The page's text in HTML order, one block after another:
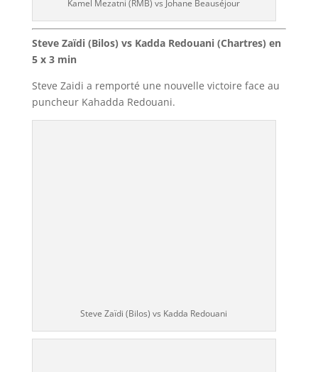
Kamel Mezatni (RMB) vs Johane Beauséjour
Steve Zaïdi (Bilos) vs Kadda Redouani (Chartres) en
5 x 3 min
Steve Zaidi a remporté une nouvelle victoire face au
puncheur Kahadda Redouani.
Steve Zaïdi (Bilos) vs Kadda Redouani